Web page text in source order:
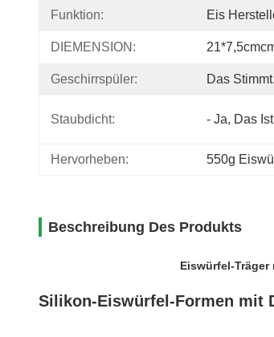
Funktion: Eis
DIEMENSION:
Geschirrspüler: Das Stimmt.
Staubdicht: - Ja, Das
Hervorheben: 550g
Beschreibung Des Produkts
Eiswürfel-
Silikon-Eiswürfel-Formen mit